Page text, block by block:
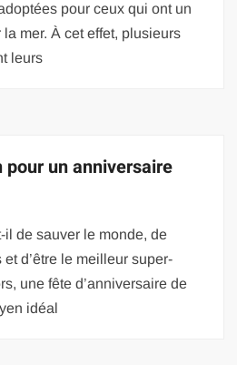
pour ceux qui ont un
mer. À cet effet, plusieurs
leurs
un anniversaire
il de sauver le monde, de
d’être le meilleur super-
une fête d’anniversaire de
idéal